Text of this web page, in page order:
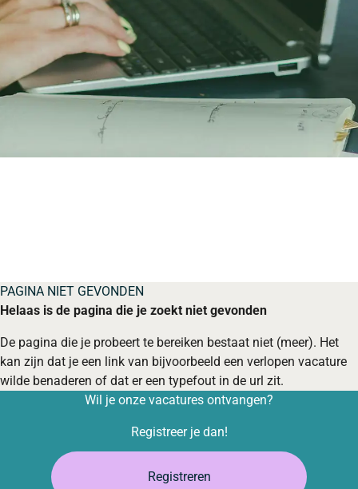
PAGINA NIET GEVONDEN
Helaas is de pagina die je zoekt niet gevonden
De pagina die je probeert te bereiken bestaat niet (meer). Het
kan zijn dat je een link van bijvoorbeeld een verlopen vacature
wilde benaderen of dat er een typefout in de url zit.
Wil je onze vacatures ontvangen?
Registreer je dan!
Registreren